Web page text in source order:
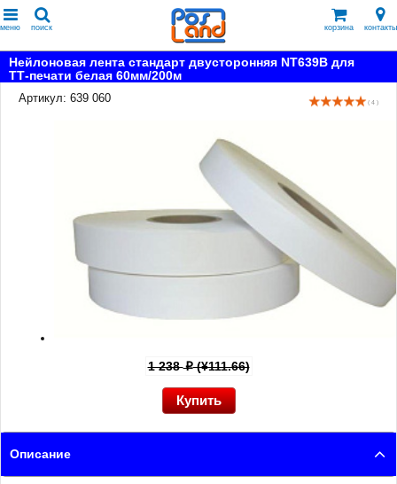
меню поиск корзина контакты
Нейлоновая лента стандарт двусторонняя NT639B для
ТТ-печати белая 60мм/200м
Артикул: 639 060
( 4 )
1 238p(¥111.66)
Описание